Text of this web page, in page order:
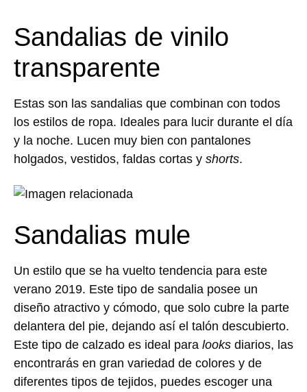
Sandalias de vinilo
transparente
Estas son las sandalias que combinan con todos
los estilos de ropa. Ideales para lucir durante el día
y la noche. Lucen muy bien con pantalones
holgados, vestidos, faldas cortas y shorts.
Sandalias mule
Un estilo que se ha vuelto tendencia para este
verano 2019. Este tipo de sandalia posee un
diseño atractivo y cómodo, que solo cubre la parte
delantera del pie, dejando así el talón descubierto.
Este tipo de calzado es ideal para looks diarios, las
encontrarás en gran variedad de colores y de
diferentes tipos de tejidos, puedes escoger una